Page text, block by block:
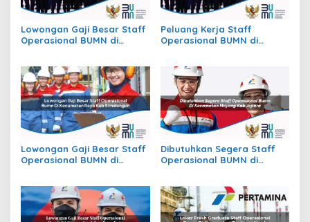
Lowongan Gaji Besar Staff
Operasional BUMN di
Peluang Kerja Staff
Operasional BUMN di
Lowongan Gaji Besar Staff
Operasional BUMN di
Dibutuhkan Segera Staff
Operasional BUMN di